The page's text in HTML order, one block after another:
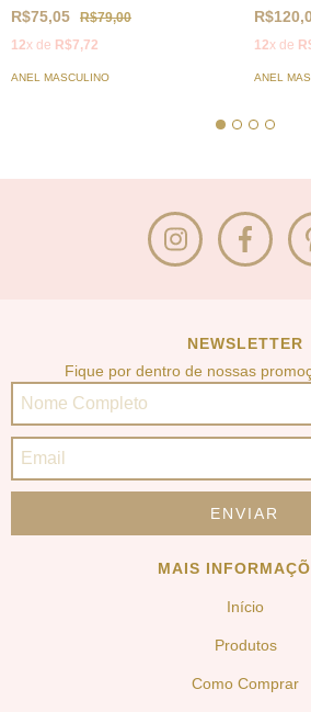
a prata ( cod. R-068S)
R$75,05
R$79,00
12x de R$7,72
ANEL MASCULINO
RC-004
12x de
ANEL
NEWSLETTER
Fique por dentro de nossas
MAIS
Início
Produtos
Como Comprar